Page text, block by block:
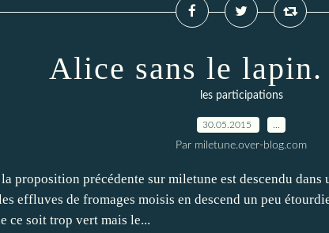
Alice sans le
les participations
30.05.2015
Par miletune.over-blog.com
proposition précédente sur miletune est descendu dans
effluves de fromages moisis en descend un peu
ce soit trop vert mais le...